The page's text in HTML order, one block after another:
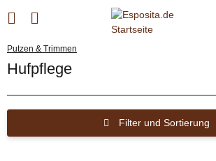
Putzen & Trimmen
Hufpflege
Filter und Sortierung